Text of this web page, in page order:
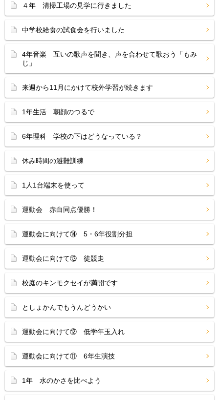
４年 清掃工場の見学に行きました
中学校給食の試食会を行いました
4年音楽 互いの歌声を聞き、声を合わせて歌おう「もみ
じ」
来週から11月にかけて校外学習が続きます
1年生活 朝顔のつるで
6年理科 学校の下はどうなっている？
休み時間の避難訓練
1人1台端末を使って
運動会 赤白同点優勝！
運動会に向けて⑭ 5・6年役割分担
運動会に向けて⑬ 徒競走
校庭のキンモクセイが満開です
としょかんでもうんどうかい
運動会に向けて⑫ 低学年玉入れ
運動会に向けて⑪ 6年生演技
1年 水のかさを比べよう